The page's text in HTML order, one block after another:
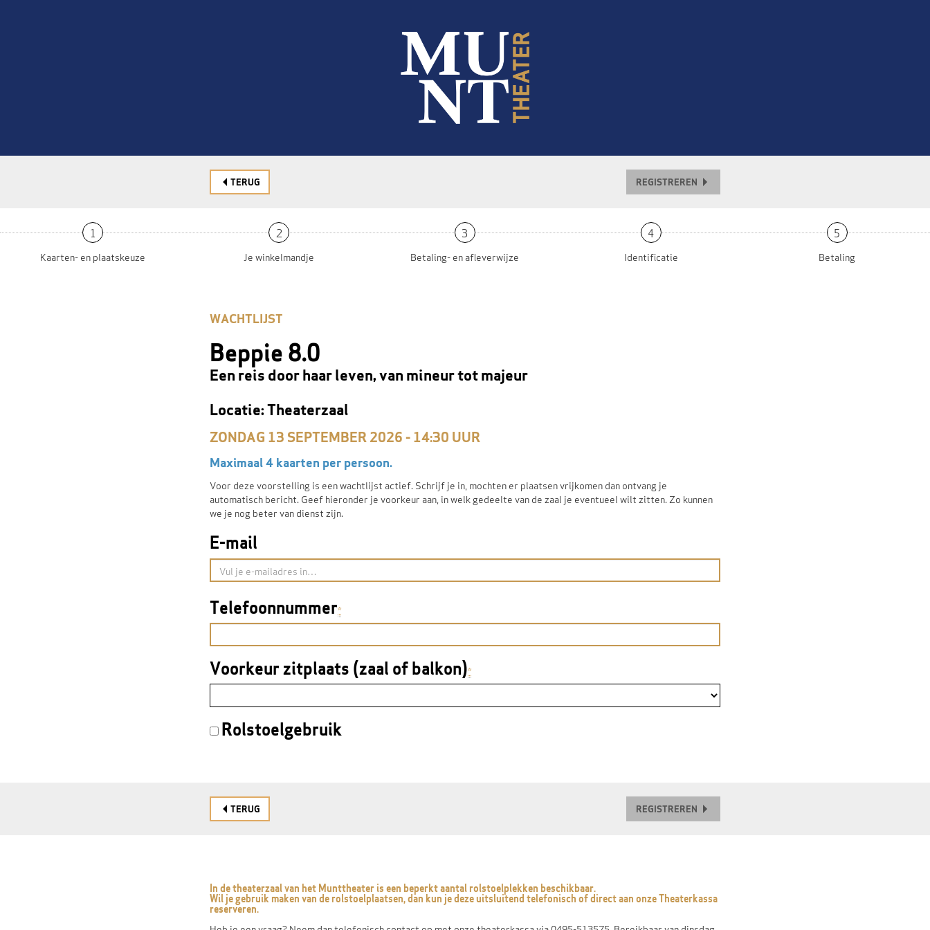
TERUG REGISTREREN
1
Kaarten- en plaatskeuze
2
Je winkelmandje
3
Betaling- en afleverwijze
4
Identificatie
5
Betaling
WACHTLIJST
Beppie 8.0
Een reis door haar leven, van mineur tot majeur
Locatie: Theaterzaal
ZONDAG 13 SEPTEMBER 2026 - 14:30 UUR
Maximaal 4 kaarten per persoon.
Voor deze voorstelling is een wachtlijst actief. Schrijf je in, mochten er plaatsen vrijkomen dan ontvang je
automatisch bericht. Geef hieronder je voorkeur aan, in welk gedeelte van de zaal je eventueel wilt zitten. Zo kunnen
we je nog beter van dienst zijn.
E-mail
Telefoonnummer*
VERPLICHT
Voorkeur zitplaats (zaal of balkon)*
VERPLICHT
Rolstoelgebruik
TERUG REGISTREREN
In de theaterzaal van het Munttheater is een beperkt aantal rolstoelplekken beschikbaar.
Wil je gebruik maken van de rolstoelplaatsen, dan kun je deze uitsluitend telefonisch of direct aan onze Theaterkassa
reserveren.